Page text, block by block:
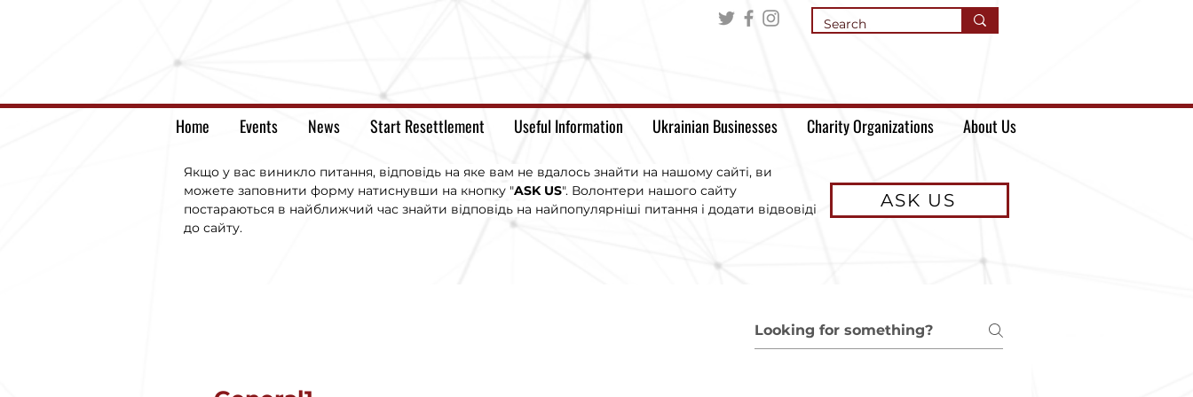
Home Events News Start Resettlement Useful Information Ukrainian Businesses Charity Organizations About Us
Якщо у вас виникло питання, відповідь на яке вам не вдалось знайти на нашому сайті, ви
можете заповнити форму натиснувши на кнопку "ASK US". Волонтери нашого сайту
постараються в найближчий час знайти відповідь на найпопулярніші питання і додати відвовіді
до сайту.
ASK US